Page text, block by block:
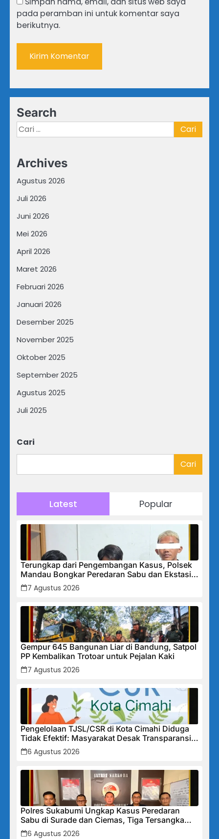
pada peramban ini untuk komentar saya
berikutnya.
Search
Cari
untuk:
Archives
Agustus 2026
Juli 2026
Juni 2026
Mei 2026
April 2026
Maret 2026
Februari 2026
Januari 2026
Desember 2025
November 2025
Oktober 2025
September 2025
Agustus 2025
Juli 2025
Cari
Cari
Latest Popular
Terungkap dari Pengembangan Kasus, Polsek
Mandau Bongkar Peredaran Sabu dan Ekstasi
di Air Jamban, Tiga Pelaku Diamankan
7 Agustus 2026
Gempur 645 Bangunan Liar di Bandung, Satpol
PP Kembalikan Trotoar untuk Pejalan Kaki
7 Agustus 2026
Pengelolaan TJSL/CSR di Kota Cimahi Diduga
Tidak Efektif: Masyarakat Desak Transparansi
Penuh dan Perbaikan Sistem
6 Agustus 2026
Polres Sukabumi Ungkap Kasus Peredaran
Sabu di Surade dan Ciemas, Tiga Tersangka
Diamankan
6 Agustus 2026